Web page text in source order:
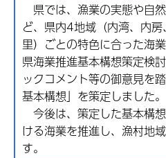
県では、漁業の実態や自
ど、県内4地域（内湾、内
里）ごとの特色に合った海
県海業推進基本構想策定検
ックコメント等の御意見を
基本構想」を策定しました。
今後は、策定した基本構
ける海業を推進し、漁村地
す。